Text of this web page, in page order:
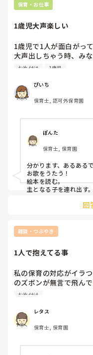
保育・お仕事
1歳児大声楽しい
1歳児で1人が面白がっ
大声出しちゃう時、み
か😭ちょうどお片付け
た…
お片付け 1歳児
ぴいち
保育士, 認可外保育園
ぽんた
保育士, 保育園
分かります、あるある
お歌をうたう！
絵本を読む。
主となる子を連れ出す
回
雑談・つぶやき
1人で抱えてる事
私の保育の対応がイラ
のズボンが無言で飛ん
けたりと態度に出すの
お片付け
レタス
保育士, 保育園